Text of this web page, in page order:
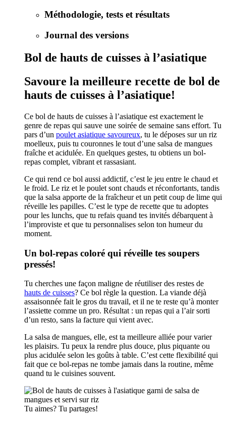
Méthodologie, tests et résultats
Journal des versions
Bol de hauts de cuisses à l’asiatique
Savoure la meilleure recette de bol de
hauts de cuisses à l’asiatique!
Ce bol de hauts de cuisses à l’asiatique est exactement le
genre de repas qui sauve une soirée de semaine sans effort. Tu
pars d’un poulet asiatique savoureux, tu le déposes sur un riz
moelleux, puis tu couronnes le tout d’une salsa de mangues
fraîche et acidulée. En quelques gestes, tu obtiens un bol-
repas complet, vibrant et rassasiant.
Ce qui rend ce bol aussi addictif, c’est le jeu entre le chaud et
le froid. Le riz et le poulet sont chauds et réconfortants, tandis
que la salsa apporte de la fraîcheur et un petit coup de lime qui
réveille les papilles. C’est le type de recette que tu adoptes
pour les lunchs, que tu refais quand tes invités débarquent à
l’improviste et que tu personnalises selon ton humeur du
moment.
Un bol-repas coloré qui réveille tes soupers
pressés!
Tu cherches une façon maligne de réutiliser des restes de
hauts de cuisses? Ce bol règle la question. La viande déjà
assaisonnée fait le gros du travail, et il ne te reste qu’à monter
l’assiette comme un pro. Résultat : un repas qui a l’air sorti
d’un resto, sans la facture qui vient avec.
La salsa de mangues, elle, est ta meilleure alliée pour varier
les plaisirs. Tu peux la rendre plus douce, plus piquante ou
plus acidulée selon les goûts à table. C’est cette flexibilité qui
fait que ce bol-repas ne tombe jamais dans la routine, même
quand tu le cuisines souvent.
Tu aimes? Tu partages!